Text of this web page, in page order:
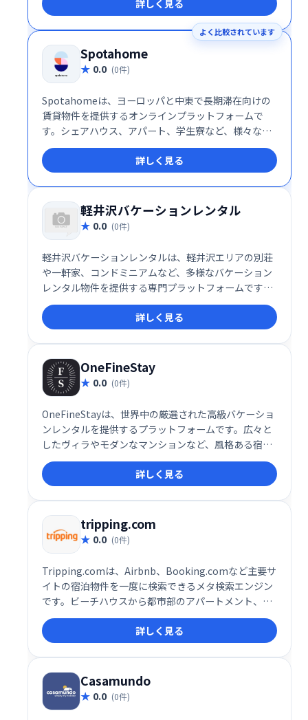
詳しく見る
よく比較されています
Spotahome
0.0 (0件)
Spotahomeは、ヨーロッパと中東で長期滞在向けの
賃貸物件を提供するオンラインプラットフォームで
す。シェアハウス、アパート、学生寮など、様々な物
件を掲載しており、留学生やデジタルノマド、転勤者
など、長期滞在を希望する方にとって最適です。 旅行
者向けではなく、長期滞在に特化することで、安心し
て快適な住まい探しをサポートします。 安心して新し
い生活を始められるよう、物件情報の充実とスムーズ
な手続きを心がけています。
詳しく見る
軽井沢バケーションレンタル
0.0 (0件)
軽井沢バケーションレンタルは、軽井沢エリアの別荘
や一軒家、コンドミニアムなど、多様なバケーション
レンタル物件を提供する専門プラットフォームです。
豊かな自然と静寂に包まれた軽井沢で、家族旅行や友
人との旅行、ワーケーションなど、様々なニーズに合
わせた理想的な滞在を実現します。広々とした空間と
快適な設備で、特別な思い出を創造しましょう。
詳しく見る
OneFineStay
0.0 (0件)
OneFineStayは、世界中の厳選された高級バケーショ
ンレンタルを提供するプラットフォームです。広々と
したヴィラやモダンなマンションなど、風格ある宿泊
施設を多数取り揃え、まるで自宅のようにくつろげる
贅沢な滞在を提供します。手厚いサービスと一流の物
件で、高級志向の旅行者の皆様に、忘れられない思い
出を創造します。特別な休暇を計画するなら、
OneFineStayにご期待ください。
詳しく見る
tripping.com
0.0 (0件)
Tripping.comは、Airbnb、Booking.comなど主要サ
イトの宿泊物件を一度に検索できるメタ検索エンジン
です。ビーチハウスから都市部のアパートメント、高
級ヴィラまで、世界中のバケーションレンタル物件を
比較検討し、最適な価格と条件で予約できます。様々
な旅行スタイルに対応し、理想の滞在先を簡単に見つ
けられます。多様な選択肢から、あなたにぴったりの
バケーションレンタルを見つけましょう。
詳しく見る
Casamundo
0.0 (0件)